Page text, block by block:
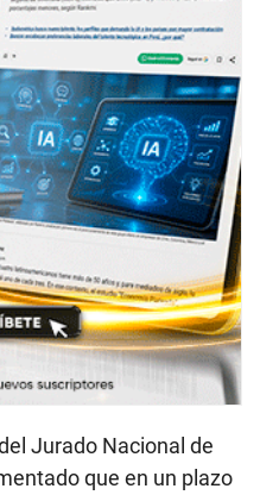
Jurado Nacional de
que en un plazo